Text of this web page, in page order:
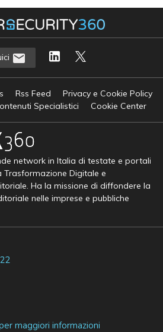
Rss Feed
Privacy e Cookie Policy
Specialistici
Cookie Center
network in Italia di testate e portali
Trasformazione Digitale e
Ha la missione di diffondere la
nelle imprese e pubbliche
maggiori informazioni